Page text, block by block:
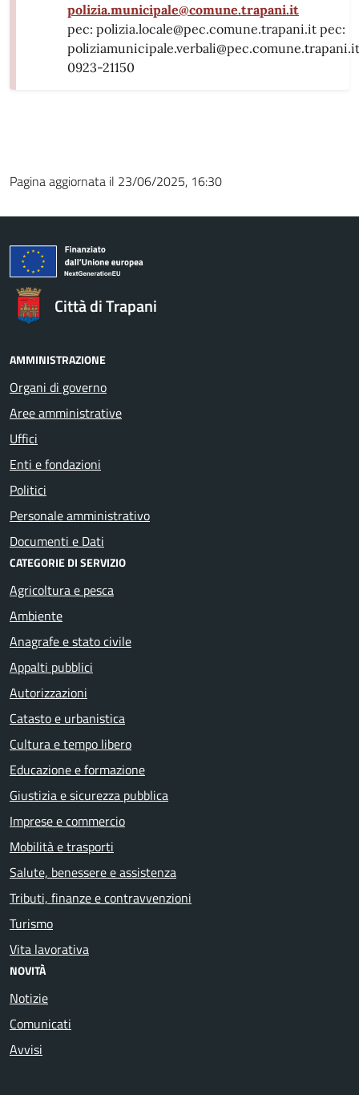
polizia.municipale@comune.trapani.it
pec: polizia.locale@pec.comune.trapani.it pec:
poliziamunicipale.verbali@pec.comune.trapani.it
0923-21150
Pagina aggiornata il 23/06/2025, 16:30
Città di Trapani
AMMINISTRAZIONE
Organi di governo
Aree amministrative
Uffici
Enti e fondazioni
Politici
Personale amministrativo
Documenti e Dati
CATEGORIE DI SERVIZIO
Agricoltura e pesca
Ambiente
Anagrafe e stato civile
Appalti pubblici
Autorizzazioni
Catasto e urbanistica
Cultura e tempo libero
Educazione e formazione
Giustizia e sicurezza pubblica
Imprese e commercio
Mobilità e trasporti
Salute, benessere e assistenza
Tributi, finanze e contravvenzioni
Turismo
Vita lavorativa
NOVITÀ
Notizie
Comunicati
Avvisi